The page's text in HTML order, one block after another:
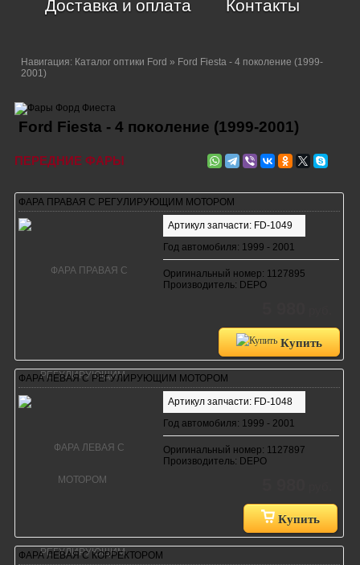
Доставка и оплата
Контакты
Навигация: Каталог оптики Ford » Ford Fiesta - 4 поколение (1999-
2001)
Ford Fiesta - 4 поколение (1999-2001)
ПЕРЕДНИЕ ФАРЫ
ФАРА ПРАВАЯ С РЕГУЛИРУЮЩИМ МОТОРОМ
Артикул запчасти: FD-1049
Год автомобиля: 1999 - 2001
Оригинальный номер: 1127895
Производитель: DEPO
Купить
ФАРА ЛЕВАЯ С РЕГУЛИРУЮЩИМ МОТОРОМ
Артикул запчасти: FD-1048
Год автомобиля: 1999 - 2001
Оригинальный номер: 1127897
Производитель: DEPO
Купить
ФАРА ЛЕВАЯ С КОРРЕКТОРОМ